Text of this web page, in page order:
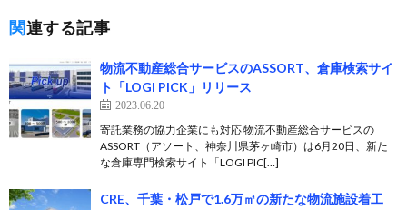
関連する記事
物流不動産総合サービスのASSORT、倉庫検索サイ
ト「LOGI PICK」リリース
2023.06.20
寄託業務の協力企業にも対応 物流不動産総合サービスの
ASSORT（アソート、神奈川県茅ヶ崎市）は6月20日、新た
な倉庫専門検索サイト「LOGI PIC[…]
CRE、千葉・松戸で1.6万㎡の新たな物流施設着工